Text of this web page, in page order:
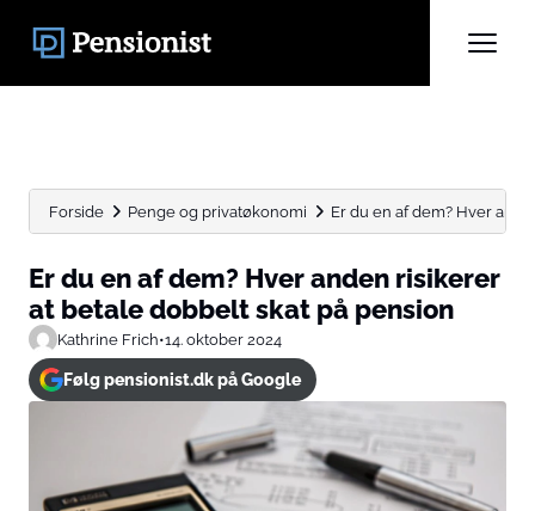
Forside Penge og privatøkonomi Er du en af dem? Hver
Er du en af dem? Hver anden risikerer
at betale dobbelt skat på pension
Kathrine Frich•14. oktober 2024
Følg pensionist.dk på Google